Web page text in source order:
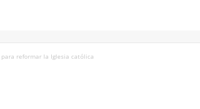
reformar la Iglesia católica